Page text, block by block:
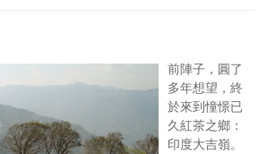
前陣子，圓了
多年想望，終
於來到憧憬已
久紅茶之鄉：
印度大吉嶺。